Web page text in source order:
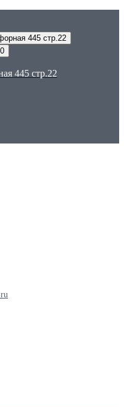
445 стр.22
445 стр.22